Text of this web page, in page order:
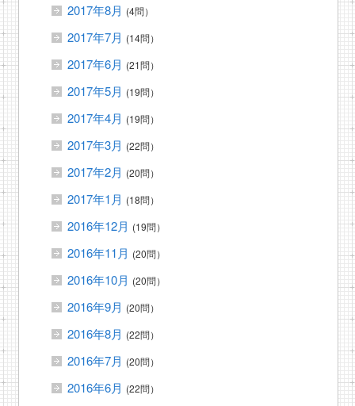
2017年8月 (4問）
2017年7月 (14問）
2017年6月 (21問）
2017年5月 (19問）
2017年4月 (19問）
2017年3月 (22問）
2017年2月 (20問）
2017年1月 (18問）
2016年12月 (19問）
2016年11月 (20問）
2016年10月 (20問）
2016年9月 (20問）
2016年8月 (22問）
2016年7月 (20問）
2016年6月 (22問）